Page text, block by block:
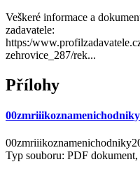
Veškeré informace a
zadavatele:
https:/
zehrovice_287/rek...
Přílohy
Typ souboru: PDF